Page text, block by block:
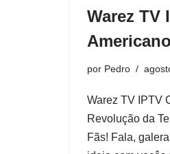
Warez TV
Americano
por Pedro
Warez TV IPTV
Revolução da
Fãs! Fala,